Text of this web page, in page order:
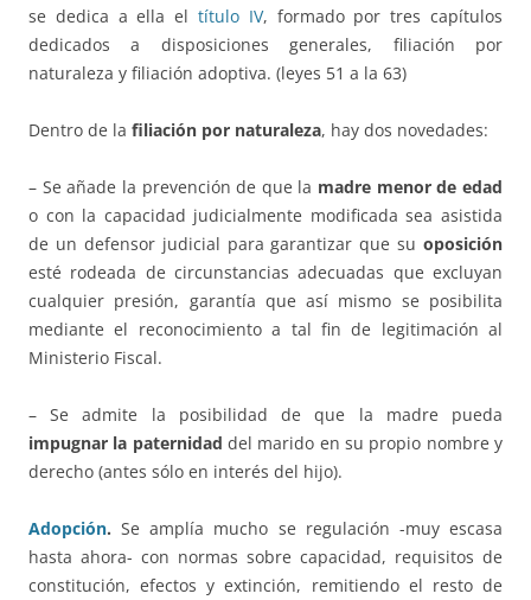
se dedica a ella el título IV, formado por tres capítulos
dedicados a disposiciones generales, filiación por
naturaleza y filiación adoptiva. (leyes 51 a la 63)
Dentro de la filiación por naturaleza, hay dos novedades:
– Se añade la prevención de que la madre menor de edad
o con la capacidad judicialmente modificada sea asistida
de un defensor judicial para garantizar que su oposición
esté rodeada de circunstancias adecuadas que excluyan
cualquier presión, garantía que así mismo se posibilita
mediante el reconocimiento a tal fin de legitimación al
Ministerio Fiscal.
– Se admite la posibilidad de que la madre pueda
impugnar la paternidad del marido en su propio nombre y
derecho (antes sólo en interés del hijo).
Adopción. Se amplía mucho se regulación -muy escasa
hasta ahora- con normas sobre capacidad, requisitos de
constitución, efectos y extinción, remitiendo el resto de